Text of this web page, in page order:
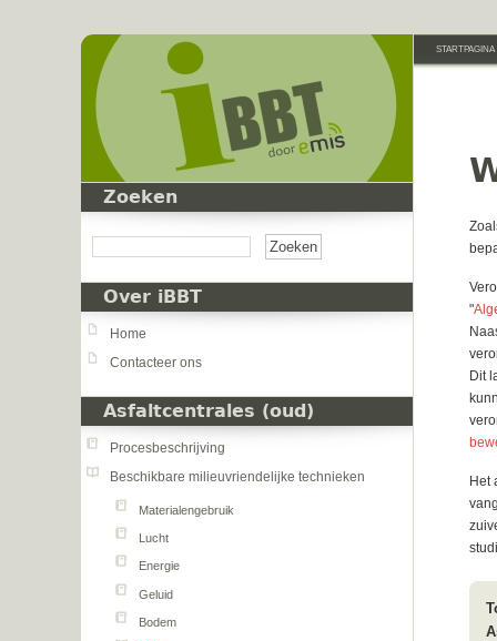
Zoeken
Over iBBT
Home
Contacteer ons
Asfaltcentrales (oud)
Procesbeschrijving
Beschikbare milieuvriendelijke technieken
Materialengebruik
Lucht
Energie
Geluid
Bodem
STARTPAGINA
"
Dit
Het